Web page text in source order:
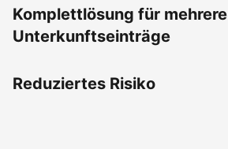
Komplettlösung für mehrere
Unterkunftseinträge
Reduziertes Risiko